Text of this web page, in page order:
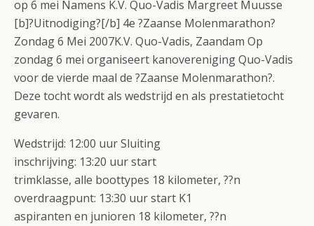
op 6 mei Namens K.V. Quo-Vadis Margreet Muusse
[b]?Uitnodiging?[/b] 4e ?Zaanse Molenmarathon?
Zondag 6 Mei 2007K.V. Quo-Vadis, Zaandam Op
zondag 6 mei organiseert kanovereniging Quo-Vadis
voor de vierde maal de ?Zaanse Molenmarathon?.
Deze tocht wordt als wedstrijd en als prestatietocht
gevaren.
Wedstrijd: 12:00 uur Sluiting
inschrijving: 13:20 uur start
trimklasse, alle boottypes 18 kilometer, ??n
overdraagpunt: 13:30 uur start K1
aspiranten en junioren 18 kilometer, ??n